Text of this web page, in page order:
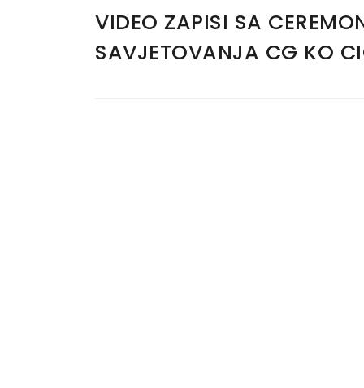
VIDEO ZAPISI SA
SAVJETOVANJA CG KO